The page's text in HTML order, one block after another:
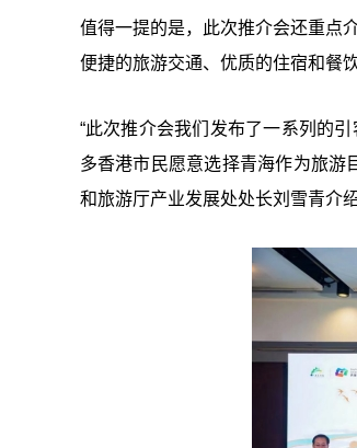
值得一提的是，此次推介会还重点
便捷的旅游交通、优质的住宿和餐
“此次推介会我们发布了一系列的
多香港市民愿意选择青海作为旅游
和旅游厅产业发展处处长刘雪青介绍